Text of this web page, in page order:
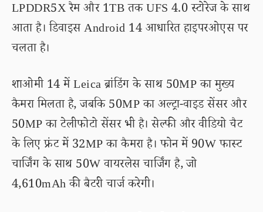
LPDDR5X रैम और 1TB तक UFS 4.0 स्टोरेज के साथ
आता है। डिवाइस Android 14 आधारित हाइपरओएस पर
चलता है।
शाओमी 14 में Leica ब्रांडिंग के साथ 50MP का मुख्य
कैमरा मिलता है, जबकि 50MP का अल्ट्रा-वाइड सेंसर और
50MP का टेलीफोटो सेंसर भी है। सेल्फी और वीडियो चैट
के लिए फ्रंट में 32MP का कैमरा है। फोन में 90W फास्ट
चार्जिंग के साथ 50W वायरलेस चार्जिंग है, जो
4,610mAh की बैटरी चार्ज करेगी।